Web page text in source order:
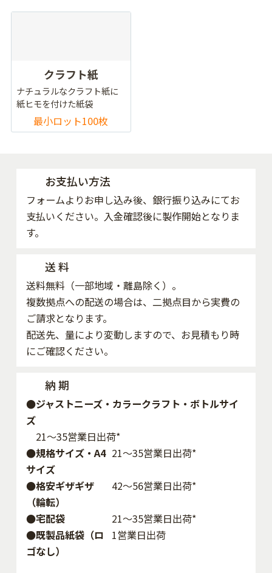
クラフト紙
ナチュラルなクラフト紙に
紙ヒモを付けた紙袋
最小ロット100枚
お支払い方法
フォームよりお申し込み後、銀行振り込みにてお
支払いください。入金確認後に製作開始となりま
す。
送 料
送料無料（一部地域・離島除く）。
複数拠点への配送の場合は、二拠点目から実費の
ご請求となります。
配送先、量により変動しますので、お見積もり時
にご確認ください。
納 期
●ジャストニーズ・カラークラフト・ボトルサイ
ズ
21～35営業日出荷*
●規格サイズ・A4
サイズ
21～35営業日出荷*
●格安ギザギザ
（輪転）
42〜56営業日出荷*
●宅配袋
21～35営業日出荷*
●既製品紙袋（ロ
ゴなし）
1営業日出荷